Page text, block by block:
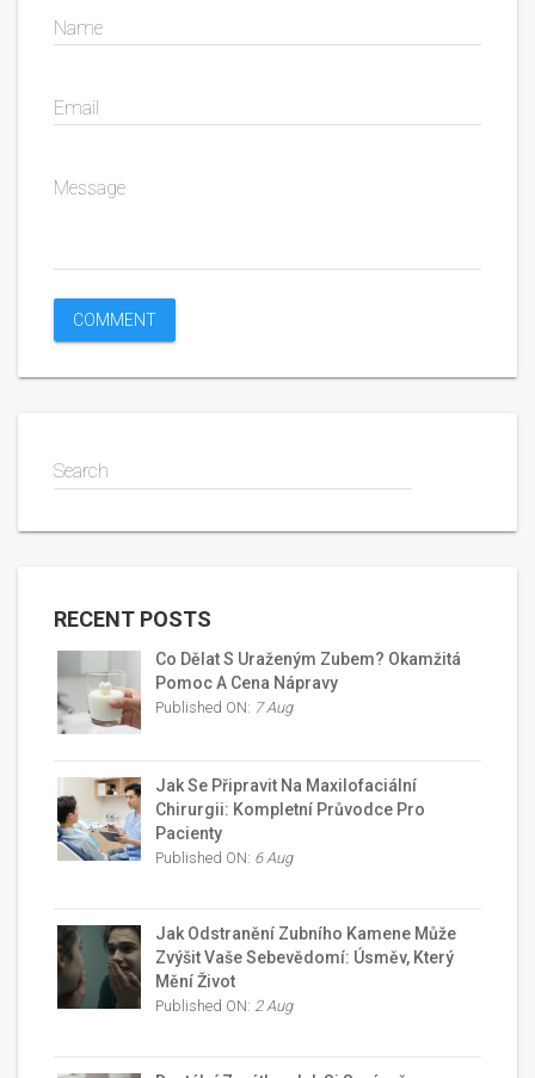
Name
Email
Message
Search
RECENT POSTS
Co Dělat S Uraženým Zubem? Okamžitá
Pomoc A Cena Nápravy
Published ON: 7 Aug
Jak Se Připravit Na Maxilofaciální
Chirurgii: Kompletní Průvodce Pro
Pacienty
Published ON: 6 Aug
Jak Odstranění Zubního Kamene Může
Zvýšit Vaše Sebevědomí: Úsměv, Který
Mění Život
Published ON: 2 Aug